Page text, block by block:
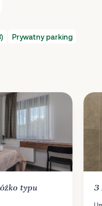
Prywatny parking
typu
3